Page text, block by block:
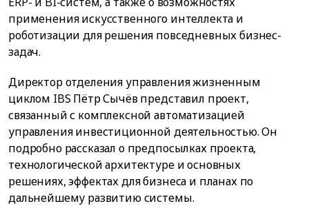
применения искусственного интеллекта и
роботизации для решения повседневных бизнес-
задач.
Директор отделения управления жизненным
циклом IBS Пётр Сычёв представил проект,
связанный с комплексной автоматизацией
управления инвестиционной деятельностью. Он
подробно рассказал о предпосылках проекта,
технологической архитектуре и основных
решениях, эффектах для бизнеса и планах по
дальнейшему развитию системы.